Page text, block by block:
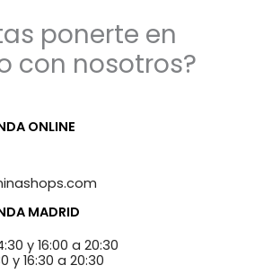
ponerte en
con nosotros?
ONLINE
MADRID
y 16:00 a 20:30
y 16:30 a 20:30